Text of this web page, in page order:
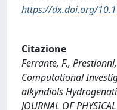
https://dx.doi.org/
Citazione
Ferrante, F.,
Computational
alkyndiols
JOURNAL OF